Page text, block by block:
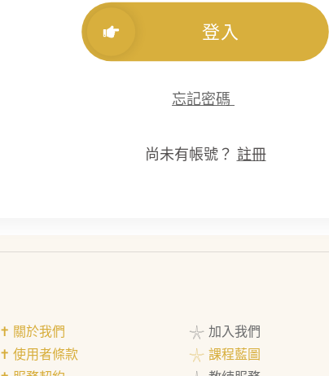
登入
忘記密碼
尚未有帳號？ 註冊
✝︎ 關於我們
✝︎ 使用者條款
𓇼 加入我們
𓇼 課程藍圖